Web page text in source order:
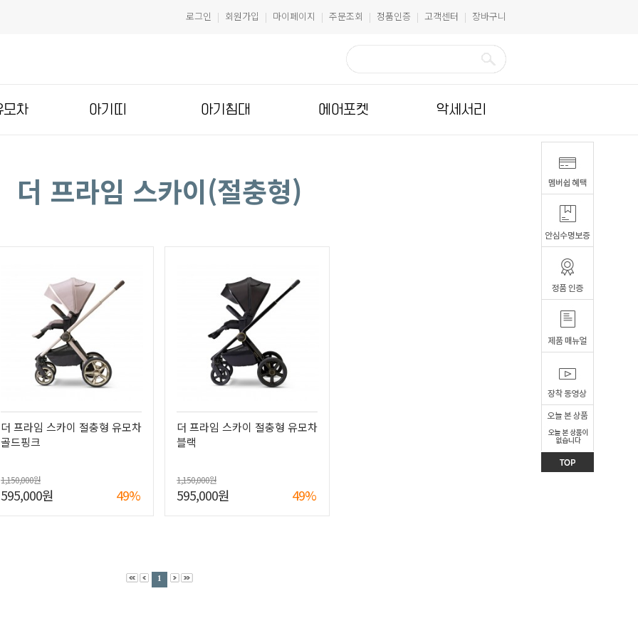
로그인 | 회원가입 | 마이페이지 | 주문조회 | 정품인증 | 고객센터 | 장바구니
모차 아기띠 아기침대 에어포켓 악세서리
더 프라임 스카이(절충형)
더 프라임 스카이 절충형 유모차
골드핑크
1,150,000원
595,000원 49%
더 프라임 스카이 절충형 유모차
블랙
1,150,000원
595,000원 49%
1